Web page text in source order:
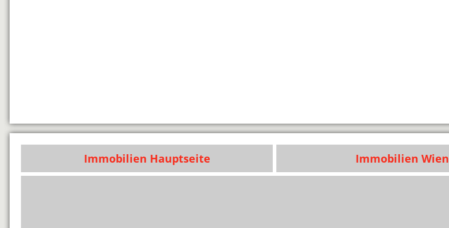
Immobilien Hauptseite Immobilien Wien